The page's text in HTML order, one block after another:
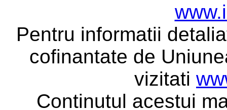
Pentru informatii
cofinantate de
vizitati
Continutul acestui